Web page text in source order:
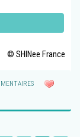
© SHINee France